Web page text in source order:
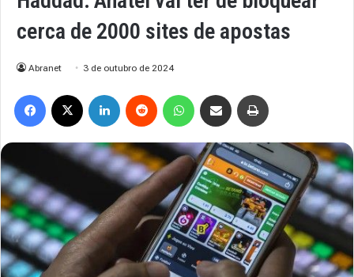
cerca de 2000 sites de apostas
Abranet 3 de outubro de 2024